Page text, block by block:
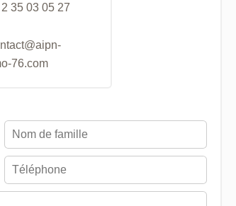
35 03 05 27
76.com